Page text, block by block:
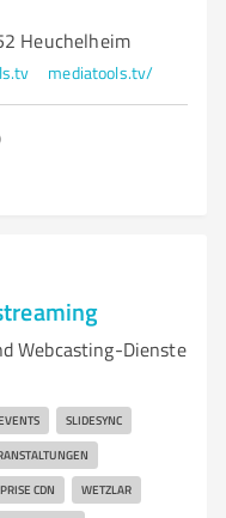
Heuchelheim
mediatools.tv/
Webcasting-Dienste
SLIDESYNC
CDN WETZLAR